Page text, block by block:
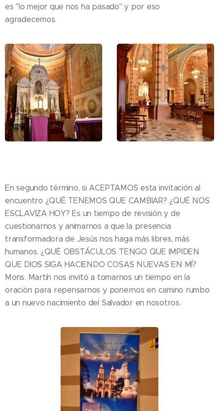
es "lo mejor que nos ha pasado" y por eso
agradecemos.
En segundo término, si ACEPTAMOS esta invitación al
encuentro ¿QUÉ TENEMOS QUE CAMBIAR? ¿QUÉ NOS
ESCLAVIZA HOY? Es un tiempo de revisión y de
cuestionarnos y animarnos a que la presencia
transformadora de Jesús nos haga más libres, más
humanos. ¿QUÉ OBSTÁCULOS TENGO QUE IMPIDEN
QUE DIOS SIGA HACIENDO COSAS NUEVAS EN MÍ?
Mons. Martín nos invitó a tomarnos un tiempo en la
oración para repensarnos y ponernos en camino rumbo
a un nuevo nacimiento del Salvador en nosotros.